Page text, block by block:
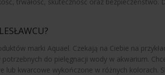
marki Aquael. Czekają na Ciebie na
do pielęgnacji wody w akwarium.
lub kwarcowe wykończone w różnych kolorach.